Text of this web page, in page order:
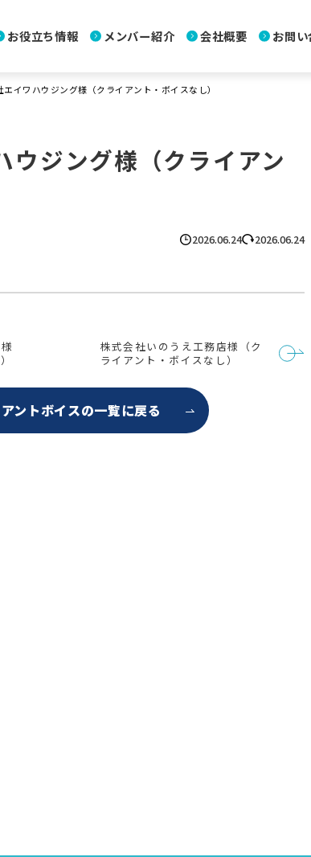
お役立ち情報 メンバー紹介 会社概要 お問
エイワハウジング様（クライアント・ボイスなし）
ウジング様（クライアン
2026.06.24 2026.06.24
株式会社いのうえ工務店様（ク
ライアント・ボイスなし）
ントボイスの一覧に戻る